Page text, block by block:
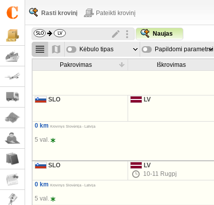
Rasti krovinį Pateikti krovinį
Naujas
Kėbulo tipas Papildomi parametrai
Pakrovimas Iškrovimas
SLO
LV
0 km Krovinys Slovėnija - Latvija
5 val.
SLO
LV
10-11 Rugpj
0 km Krovinys Slovėnija - Latvija
5 val.